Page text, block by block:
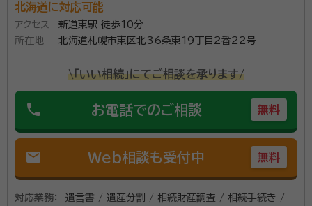
北海道に対応可能
アクセス
新道東駅 徒歩10分
所在地
北海道札幌市東区北36条東19丁目2番22号
\「いい相続」にてご相談を承ります/
phone お電話でのご相談 無料
mail Web相談も受付中 無料
対応業務：
遺言書 / 遺産分割 / 相続財産調査 / 相続手続き /